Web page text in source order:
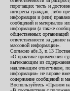
порочащих честь и
интересы граждан, либо
информации и (или)
сообщений и материалов
информации (а также
общественных
ответственности за данное
массовой информации».
Согласно абз.3, п.13
«О практике применения
вытекающим из содержания
надлежащим ответчиком,
информации» не вправе
содержание сообщений и
Воспользуйтесь «Правом